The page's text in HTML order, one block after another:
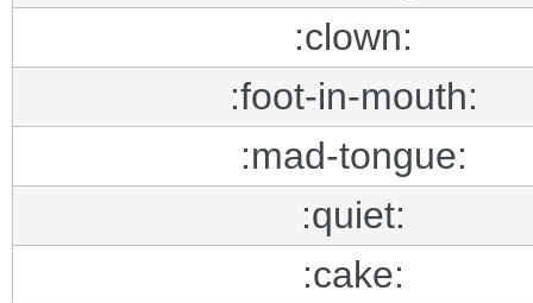
:clown:
:foot-in-mouth:
:mad-tongue:
:quiet:
:cake: